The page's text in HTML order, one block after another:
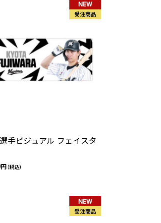
NEW
受注商品
手ビジュアル フェイスタ
円（税込）
NEW
受注商品